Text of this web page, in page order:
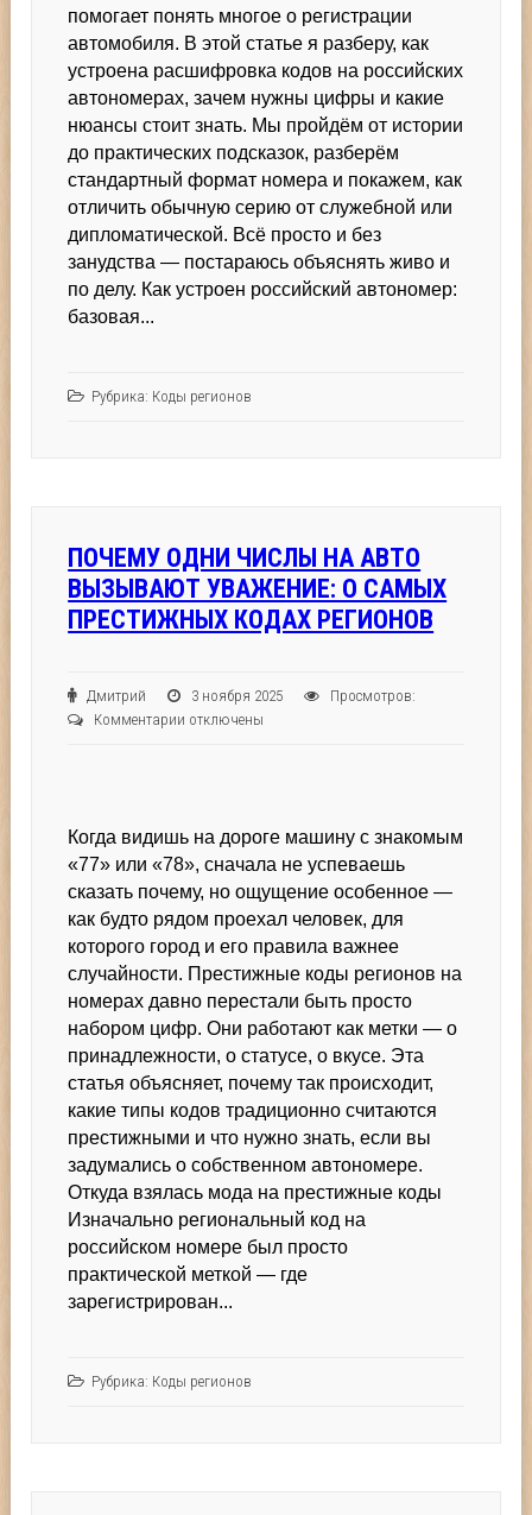
помогает понять многое о регистрации
автомобиля. В этой статье я разберу, как
устроена расшифровка кодов на российских
автономерах, зачем нужны цифры и какие
нюансы стоит знать. Мы пройдём от истории
до практических подсказок, разберём
стандартный формат номера и покажем, как
отличить обычную серию от служебной или
дипломатической. Всё просто и без
занудства — постараюсь объяснять живо и
по делу. Как устроен российский автономер:
базовая...
Рубрика: Коды регионов
ПОЧЕМУ ОДНИ ЧИСЛЫ НА АВТО
ВЫЗЫВАЮТ УВАЖЕНИЕ: О САМЫХ
ПРЕСТИЖНЫХ КОДАХ РЕГИОНОВ
Дмитрий 3 ноября 2025
Просмотров:
Комментарии к
на
авто
вызывают
о
самых
престижных
кодах
регионов
отключены
Когда видишь на дороге машину с знакомым
«77» или «78», сначала не успеваешь
сказать почему, но ощущение особенное —
как будто рядом проехал человек, для
которого город и его правила важнее
случайности. Престижные коды регионов на
номерах давно перестали быть просто
набором цифр. Они работают как метки — о
принадлежности, о статусе, о вкусе. Эта
статья объясняет, почему так происходит,
какие типы кодов традиционно считаются
престижными и что нужно знать, если вы
задумались о собственном автономере.
Откуда взялась мода на престижные коды
Изначально региональный код на
российском номере был просто
практической меткой — где
зарегистрирован...
Рубрика: Коды регионов